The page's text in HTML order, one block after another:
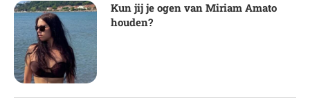
Kun jij je ogen van Miriam Amato
houden?